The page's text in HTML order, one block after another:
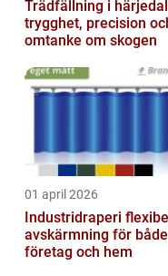
Trädfällning i
trygghet, precision
omtanke om skogen
01 april 2026
Industridraperi flexibel
avskärmning för både
företag och hem